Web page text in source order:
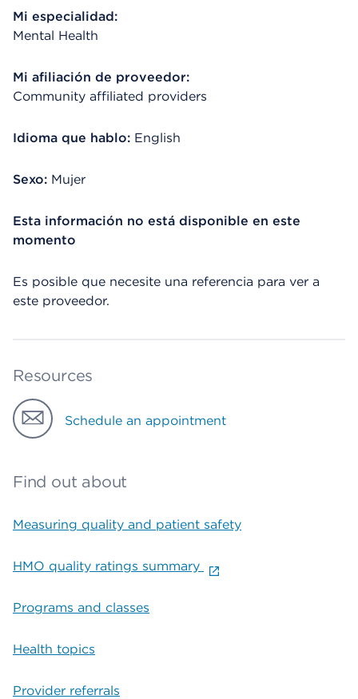
Mi especialidad:
Mental Health
Mi afiliación de proveedor:
Community affiliated providers
Idioma que hablo: English
Sexo: Mujer
Esta información no está disponible en este
momento
Es posible que necesite una referencia para ver a
este proveedor.
Resources
Schedule an appointment
Find out about
Measuring quality and patient safety
HMO quality ratings summary
Programs and classes
Health topics
Provider referrals